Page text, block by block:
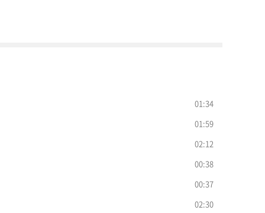
01:34
01:59
02:12
00:38
00:37
02:30